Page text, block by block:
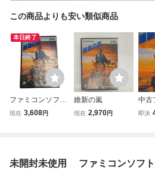
この商品よりも安い類似商品
本日終了
ファミコンソフト
維新の嵐
現在 3,608円
維新の嵐
現在 2,970円
中古
フト
即決
未開封未使用 ファミコンソフ